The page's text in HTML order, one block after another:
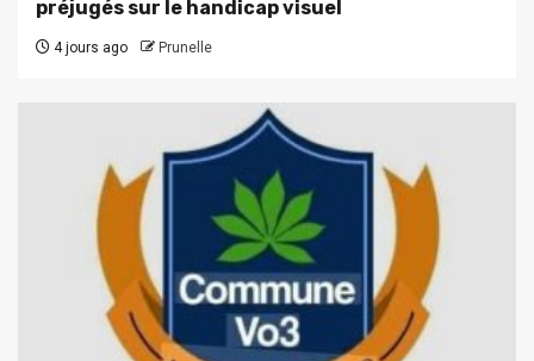
préjugés sur le handicap visuel
4 jours ago Prunelle